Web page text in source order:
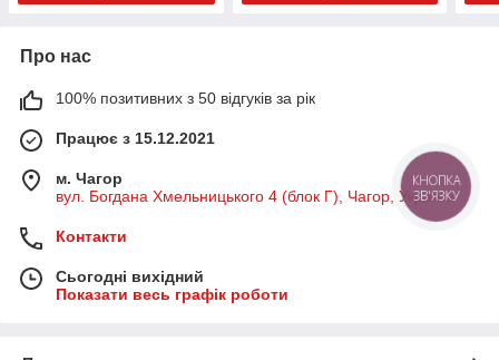
Про нас
100% позитивних з 50 відгуків за рік
Працює з 15.12.2021
м. Чагор
вул. Богдана Хмельницького 4 (блок Г), Чагор, Україна
Контакти
Сьогодні вихідний
Показати весь графік роботи
КНОПКА
ЗВ'ЯЗКУ